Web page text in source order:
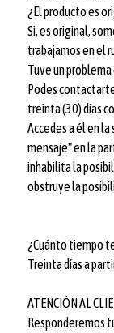
¿El producto es
Si, es original,
trabajamos en el
Tuve un
Podes
treinta (30) días
Accedes a él en la
mensaje" en la
inhabilita la
obstruye la
¿Cuánto tiempo
Treinta días a
ATENCIÓN AL
Responderemos